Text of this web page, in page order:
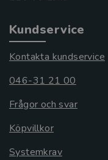
Kundservice
Kontakta kundservice
046-31 21 00
Frågor och svar
Köpvillkor
Systemkrav